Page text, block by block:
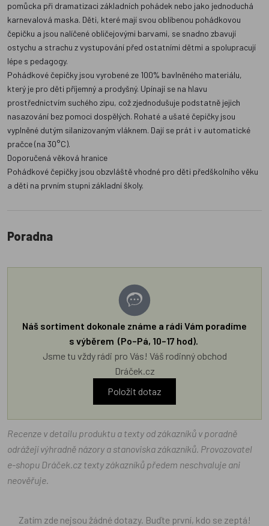
pomůcka při dramatizaci základních pohádek nebo jako jednoduchá
karnevalová maska. Děti, které mají svou oblíbenou pohádkovou
čepičku a jsou nalíčené obličejovými barvami, se snadno zbavují
ostychu a strachu z vystupování před ostatními dětmi a spolupracují
lépe s pedagogy.
Pohádkové čepičky jsou vyrobené ze 100% bavlněného materiálu,
který je pro děti příjemný a prodyšný. Upínají se na hlavu
prostřednictvím suchého zipu, což zjednodušuje podstatně jejich
nasazování bez pomoci dospělých. Rohaté a ušaté čepičky jsou
vyplněné dutým silanizovaným vláknem. Dají se prát i v automatické
pračce (na 30°C).
Doporučená věková hranice
Pohádkové čepičky jsou obzvláště vhodné pro děti předškolního věku
a děti na prvním stupni základní školy.
Poradna
Náš sortiment dokonale známe a rádi Vám poradíme
s výběrem (Po–Pá, 10–17 hod).
Jsme tu vždy rádi pro Vás! Váš rodinný obchod
Dráček.cz
Položit dotaz
Recenze v detailu produktu a texty od zákazníků v poradně
odrážejí výhradně názory a stanoviska zákazníků. Provozovatel
e-shopu Dráček.cz texty zákazníků předem neschvaluje ani
neověřuje.
Zatím zde nejsou žádné dotazy. Buďte první, kdo se zeptá!